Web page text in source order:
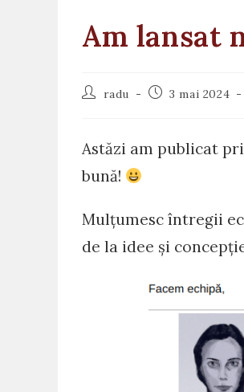
Am lansat
Postradu
Post3 mai 2024
Astăzi am publicat
bună!
Mulțumesc întregii
de la idee și